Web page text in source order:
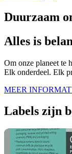
Duurzaam
Alles is
Om onze planeet te
Elk onderdeel. Elk
MEER
Labels zijn